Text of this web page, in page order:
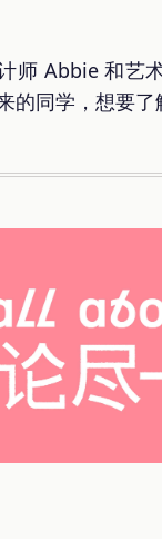
师 Abbie 和艺
的同学，想要